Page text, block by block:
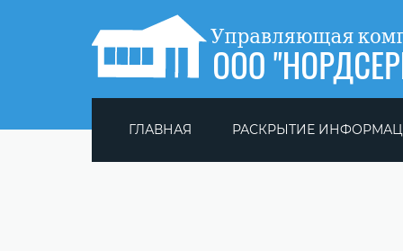
ГЛАВНАЯ РАСКРЫТИЕ